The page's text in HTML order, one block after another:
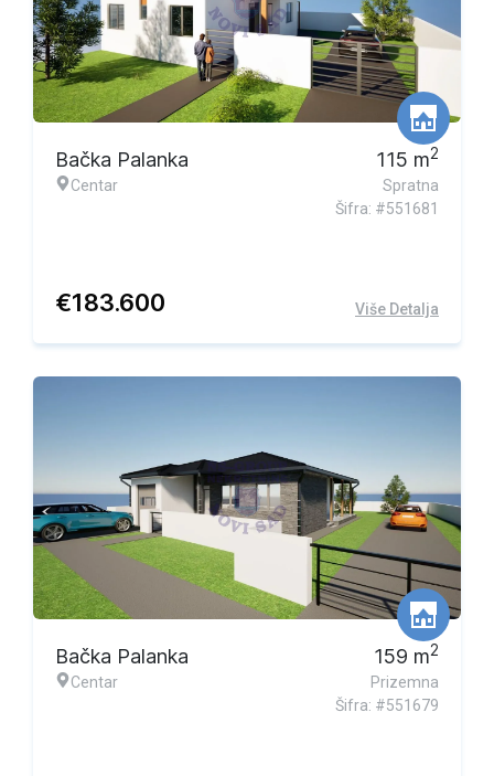
Bačka Palanka
Centar
115 m2
Spratna
Šifra: #551681
€183.600 Više Detalja
Bačka Palanka
Centar
159 m2
Prizemna
Šifra: #551679